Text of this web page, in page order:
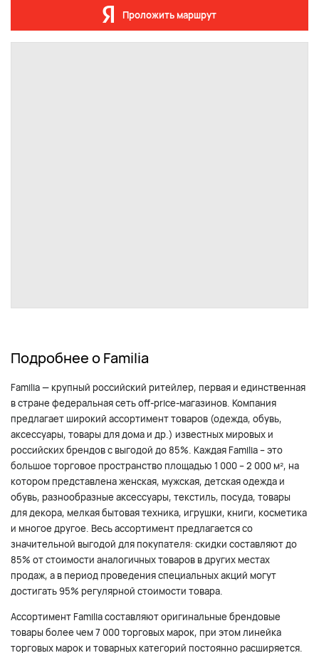
Проложить маршрут
Подробнее о Familia
Familia — крупный российский ритейлер, первая и единственная
в стране федеральная сеть off-price-магазинов. Компания
предлагает широкий ассортимент товаров (одежда, обувь,
аксессуары, товары для дома и др.) известных мировых и
российских брендов с выгодой до 85%. Каждая Familia – это
большое торговое пространство площадью 1 000 – 2 000 м², на
котором представлена женская, мужская, детская одежда и
обувь, разнообразные аксессуары, текстиль, посуда, товары
для декора, мелкая бытовая техника, игрушки, книги, косметика
и многое другое. Весь ассортимент предлагается со
значительной выгодой для покупателя: скидки составляют до
85% от стоимости аналогичных товаров в других местах
продаж, а в период проведения специальных акций могут
достигать 95% регулярной стоимости товара.
Ассортимент Familia составляют оригинальные брендовые
товары более чем 7 000 торговых марок, при этом линейка
торговых марок и товарных категорий постоянно расширяется.